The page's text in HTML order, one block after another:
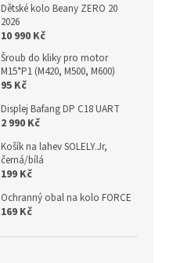
Dětské kolo Beany ZERO 20
2026
10 990 Kč
Šroub do kliky pro motor
M15*P1 (M420, M500, M600)
95 Kč
Displej Bafang DP C18 UART
2 990 Kč
Košík na lahev SOLELY.Jr,
černá/bílá
199 Kč
Ochranný obal na kolo FORCE
169 Kč